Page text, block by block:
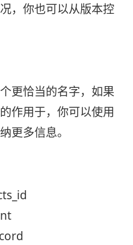
，你也可以从版本控
更恰当的名字，如果
作用于，你可以使用
更多信息。